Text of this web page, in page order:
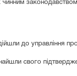
до управління
свого